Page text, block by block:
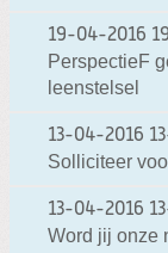
19-04-2016
PerspectieF
leenstelsel
13-04-2016
Solliciteer
13-04-2016
Word jij onze